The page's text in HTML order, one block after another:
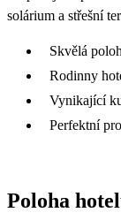
solárium a střešní
Skvělá
Rodinny
Vynikající
Perfektní
Poloha